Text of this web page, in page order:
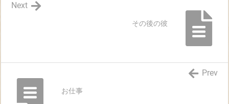
その後の彼
Next
お仕事
Prev